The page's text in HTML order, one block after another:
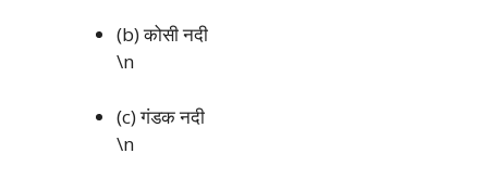
(b) कोसी नदी
\n
(c) गंडक नदी
\n